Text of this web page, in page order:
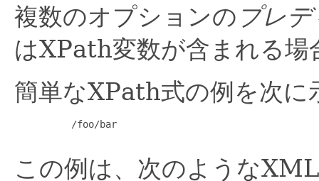
複数のオプションの プレ
はXPath変数が含まれる場
簡単なXPath式の例を次に
     /foo/bar
この例は、次のような